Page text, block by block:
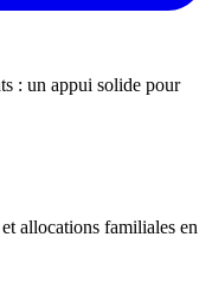
: un appui solide pour
allocations familiales en